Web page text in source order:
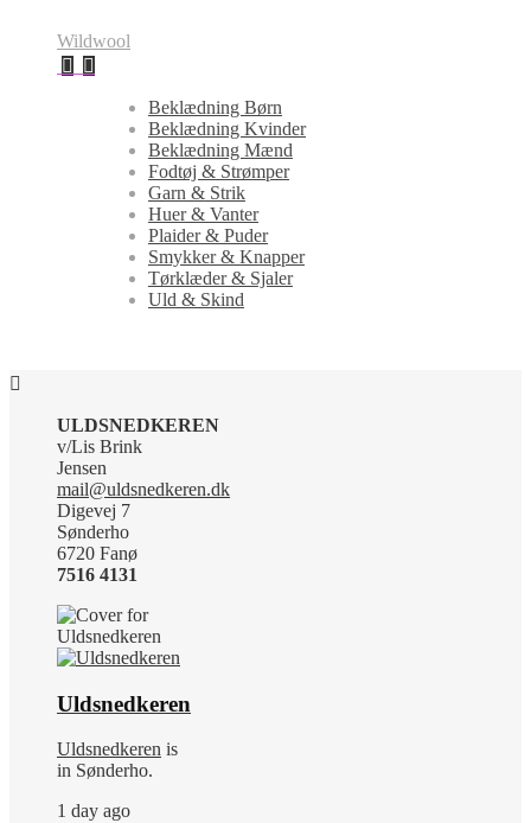
Wildwool
Beklædning Børn
Beklædning Kvinder
Beklædning Mænd
Fodtøj & Strømper
Garn & Strik
Huer & Vanter
Plaider & Puder
Smykker & Knapper
Tørklæder & Sjaler
Uld & Skind
ULDSNEDKEREN
v/Lis Brink
Jensen
mail@uldsnedkeren.dk
Digevej 7
Sønderho
6720 Fanø
7516 4131
Uldsnedkeren
Uldsnedkeren is
in Sønderho.
1 day ago